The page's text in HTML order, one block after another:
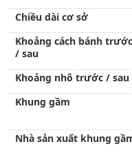
Chiều dài cơ sở
Khoảng cách bánh trước
/ sau
Khoảng nhô trước / sau
Khung gầm
Nhà sản xuất khung